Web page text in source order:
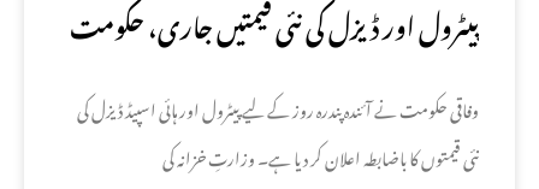
پیٹرول اور ڈیزل کی نئی قیمتیں جاری، حکومت
کا باضابطہ اعلان
وفاقی حکومت نے آئندہ پندرہ روز کے لیے پیٹرول اور ہائی اسپیڈ ڈیزل کی
نئی قیمتوں کا باضابطہ اعلان کر دیا ہے۔ وزارتِ خزانہ کی